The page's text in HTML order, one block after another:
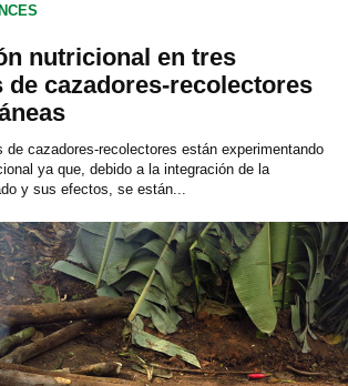
nutricional en tres
de cazadores-recolectores
de cazadores-recolectores están experimentando
ya que, debido a la integración de la
y sus efectos, se están...